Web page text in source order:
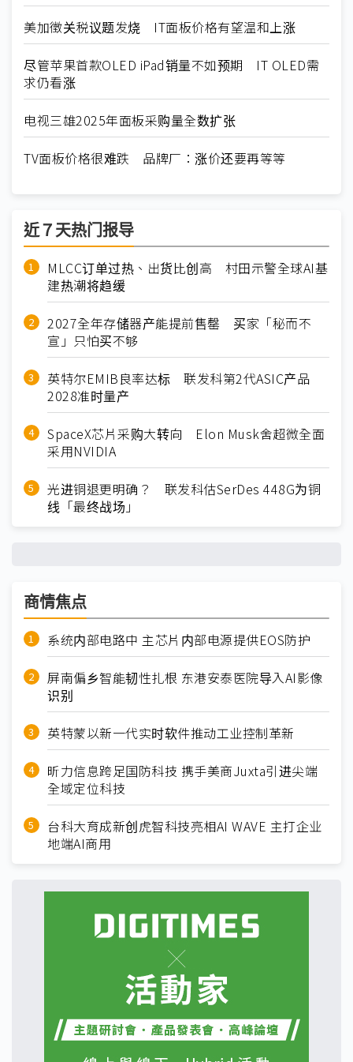
美加徵关税议题发烧 IT面板价格有望温和上涨
尽管苹果首款OLED iPad销量不如预期 IT OLED需
求仍看涨
电视三雄2025年面板采购量全数扩张
TV面板价格很难跌 品牌厂：涨价还要再等等
近７天热门报导
MLCC订单过热、出货比创高 村田示警全球AI基
建热潮将趋缓
2027全年存储器产能提前售罄 买家「秘而不
宣」只怕买不够
英特尔EMIB良率达标 联发科第2代ASIC产品
2028准时量产
SpaceX芯片采购大转向 Elon Musk舍超微全面
采用NVIDIA
光进铜退更明确？ 联发科估SerDes 448G为铜
线「最终战场」
商情焦点
系统内部电路中 主芯片内部电源提供EOS防护
屏南偏乡智能韧性扎根 东港安泰医院导入AI影像
识别
英特蒙以新一代实时软件推动工业控制革新
昕力信息跨足国防科技 携手美商Juxta引进尖端
全域定位科技
台科大育成新创虎智科技亮相AI WAVE 主打企业
地端AI商用